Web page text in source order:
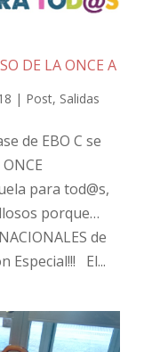
DE LA ONCE A
| Post, Salidas
de EBO C se
para tod@s,
porque…
de
Especial!!! El...